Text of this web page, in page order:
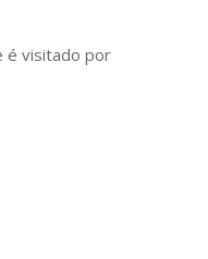
é visitado por